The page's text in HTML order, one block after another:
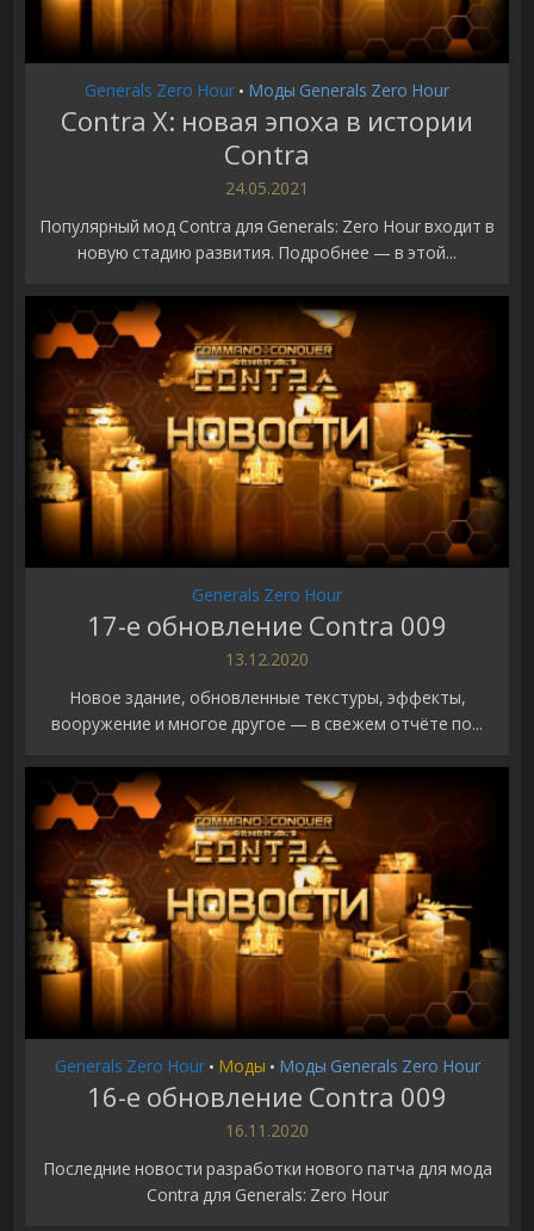
Generals Zero Hour • Моды Generals Zero Hour
Contra X: новая эпоха в истории
Contra
24.05.2021
Популярный мод Contra для Generals: Zero Hour входит в
новую стадию развития. Подробнее — в этой...
Generals Zero Hour
17-е обновление Contra 009
13.12.2020
Новое здание, обновленные текстуры, эффекты,
вооружение и многое другое — в свежем отчёте по...
Generals Zero Hour • Моды • Моды Generals Zero Hour
16-е обновление Contra 009
16.11.2020
Последние новости разработки нового патча для мода
Contra для Generals: Zero Hour